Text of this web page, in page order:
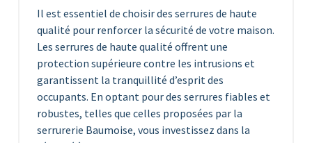
Il est essentiel de choisir des serrures de haute
qualité pour renforcer la sécurité de votre maison.
Les serrures de haute qualité offrent une
protection supérieure contre les intrusions et
garantissent la tranquillité d’esprit des
occupants. En optant pour des serrures fiables et
robustes, telles que celles proposées par la
serrurerie Baumoise, vous investissez dans la